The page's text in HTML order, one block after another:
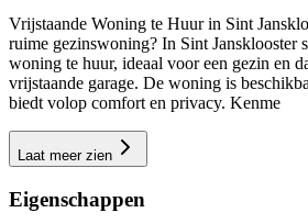
Vrijstaande Woning te Huur in Sint
ruime gezinswoning? In Sint Jansklooster
woning te huur, ideaal voor een gezin en
vrijstaande garage. De woning is
biedt volop comfort en privacy. Kenme
Laat meer zien
Eigenschappen